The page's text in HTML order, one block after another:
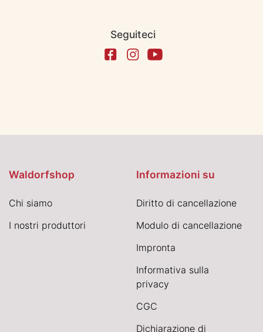
Seguiteci
Waldorfshop
Chi siamo
I nostri produttori
Informazioni su
Diritto di cancellazione
Modulo di cancellazione
Impronta
Informativa sulla
privacy
CGC
Dichiarazione di